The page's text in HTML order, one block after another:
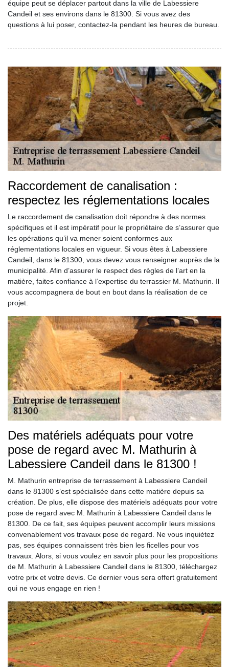
équipe peut se déplacer partout dans la ville de Labessiere
Candeil et ses environs dans le 81300. Si vous avez des
questions à lui poser, contactez-la pendant les heures de bureau.
Raccordement de canalisation :
respectez les réglementations locales
Le raccordement de canalisation doit répondre à des normes
spécifiques et il est impératif pour le propriétaire de s’assurer que
les opérations qu’il va mener soient conformes aux
réglementations locales en vigueur. Si vous êtes à Labessiere
Candeil, dans le 81300, vous devez vous renseigner auprès de la
municipalité. Afin d’assurer le respect des règles de l’art en la
matière, faites confiance à l’expertise du terrassier M. Mathurin. Il
vous accompagnera de bout en bout dans la réalisation de ce
projet.
Des matériels adéquats pour votre
pose de regard avec M. Mathurin à
Labessiere Candeil dans le 81300 !
M. Mathurin entreprise de terrassement à Labessiere Candeil
dans le 81300 s’est spécialisée dans cette matière depuis sa
création. De plus, elle dispose des matériels adéquats pour votre
pose de regard avec M. Mathurin à Labessiere Candeil dans le
81300. De ce fait, ses équipes peuvent accomplir leurs missions
convenablement vos travaux pose de regard. Ne vous inquiétez
pas, ses équipes connaissent très bien les ficelles pour vos
travaux. Alors, si vous voulez en savoir plus pour les propositions
de M. Mathurin à Labessiere Candeil dans le 81300, téléchargez
votre prix et votre devis. Ce dernier vous sera offert gratuitement
qui ne vous engage en rien !